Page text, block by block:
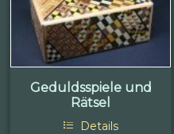
Geduldsspiele und
Rätsel
Details